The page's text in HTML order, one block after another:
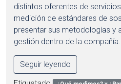
distintos oferentes de
medición de estándares de
presentar sus metodologías y
gestión dentro de la compañía.
Seguir leyendo